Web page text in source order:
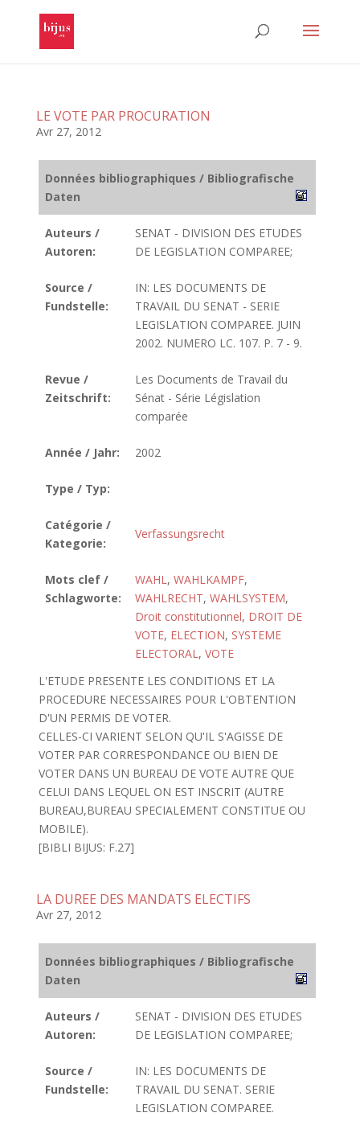
LE VOTE PAR PROCURATION
Avr 27, 2012
Données bibliographiques / Bibliografische
Daten
Auteurs /
Autoren:
SENAT - DIVISION DES ETUDES
DE LEGISLATION COMPAREE;
Source /
Fundstelle:
IN: LES DOCUMENTS DE
TRAVAIL DU SENAT - SERIE
LEGISLATION COMPAREE. JUIN
2002. NUMERO LC. 107. P. 7 - 9.
Revue /
Zeitschrift:
Les Documents de Travail du
Sénat - Série Législation
comparée
Année / Jahr: 2002
Type / Typ:
Catégorie /
Kategorie:
Verfassungsrecht
Mots clef /
Schlagworte:
WAHL, WAHLKAMPF,
WAHLRECHT, WAHLSYSTEM,
Droit constitutionnel, DROIT DE
VOTE, ELECTION, SYSTEME
ELECTORAL, VOTE
L'ETUDE PRESENTE LES CONDITIONS ET LA
PROCEDURE NECESSAIRES POUR L'OBTENTION
D'UN PERMIS DE VOTER.
CELLES-CI VARIENT SELON QU'IL S'AGISSE DE
VOTER PAR CORRESPONDANCE OU BIEN DE
VOTER DANS UN BUREAU DE VOTE AUTRE QUE
CELUI DANS LEQUEL ON EST INSCRIT (AUTRE
BUREAU,BUREAU SPECIALEMENT CONSTITUE OU
MOBILE).
[BIBLI BIJUS: F.27]
LA DUREE DES MANDATS ELECTIFS
Avr 27, 2012
Données bibliographiques / Bibliografische
Daten
Auteurs /
Autoren:
SENAT - DIVISION DES ETUDES
DE LEGISLATION COMPAREE;
Source /
Fundstelle:
IN: LES DOCUMENTS DE
TRAVAIL DU SENAT. SERIE
LEGISLATION COMPAREE.